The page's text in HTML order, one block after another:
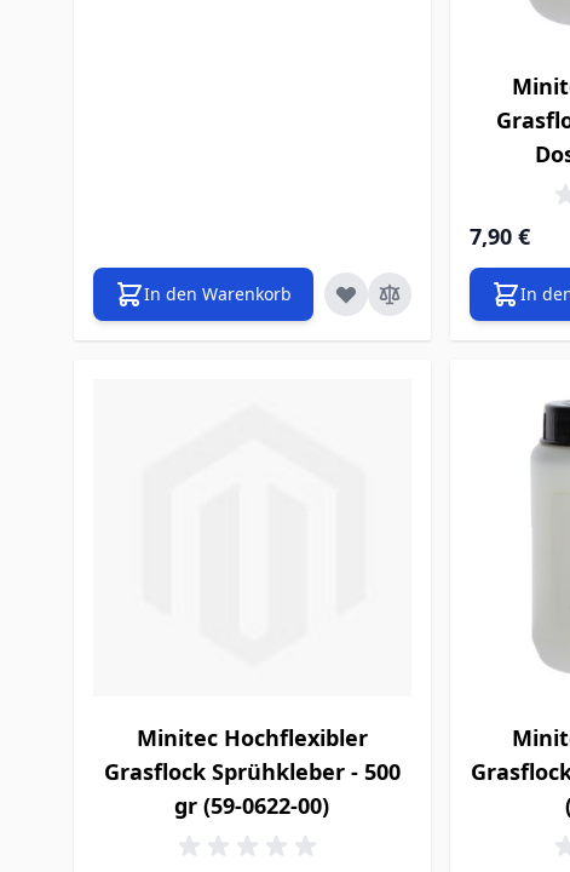
In den Warenkorb
7,90 €
In
Minitec Hochflexibler
Grasflock Sprühkleber - 500
gr (59-0622-00)